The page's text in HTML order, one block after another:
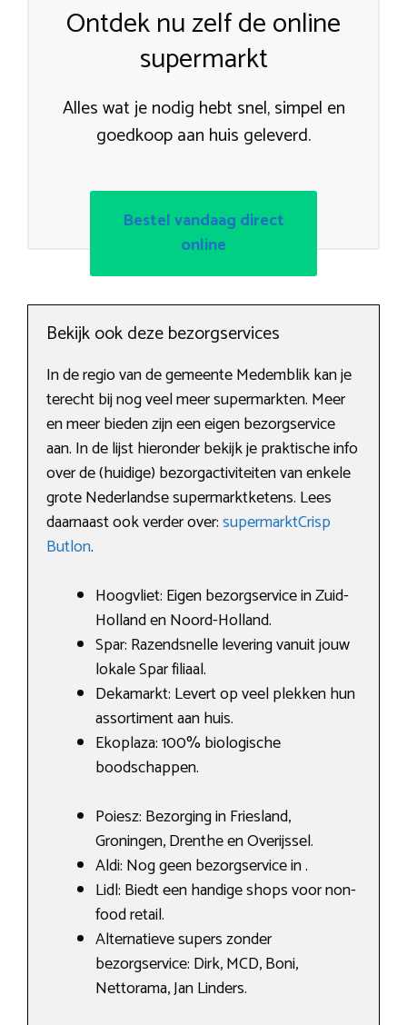
Ontdek nu zelf de online
supermarkt
Alles wat je nodig hebt snel, simpel en
goedkoop aan huis geleverd.
Bestel vandaag direct
online
Bekijk ook deze bezorgservices
In de regio van de gemeente Medemblik kan je
terecht bij nog veel meer supermarkten. Meer
en meer bieden zijn een eigen bezorgservice
aan. In de lijst hieronder bekijk je praktische info
over de (huidige) bezorgactiviteiten van enkele
grote Nederlandse supermarktketens. Lees
daarnaast ook verder over:supermarktCrisp
Butlon.
Hoogvliet: Eigen bezorgservice in Zuid-
Holland en Noord-Holland.
Spar: Razendsnelle levering vanuit jouw
lokale Spar filiaal.
Dekamarkt: Levert op veel plekken hun
assortiment aan huis.
Ekoplaza: 100% biologische
boodschappen.
Poiesz: Bezorging in Friesland,
Groningen, Drenthe en Overijssel.
Aldi: Nog geen bezorgservice in .
Lidl: Biedt een handige shops voor non-
food retail.
Alternatieve supers zonder
bezorgservice: Dirk, MCD, Boni,
Nettorama, Jan Linders.